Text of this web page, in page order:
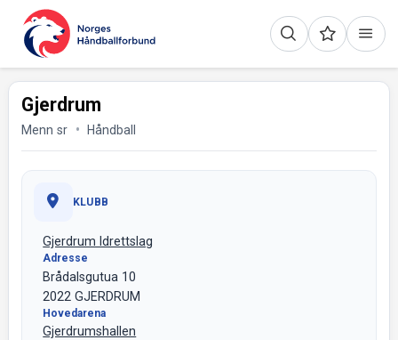
Gjerdrum
Menn sr Håndball
KLUBB
Gjerdrum Idrettslag
Adresse
Brådalsgutua 10
2022 GJERDRUM
Hovedarena
Gjerdrumshallen